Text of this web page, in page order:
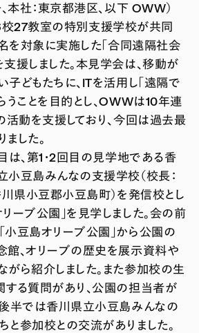
本社：東京都港区、以下 OWW）
校27教室の特別支援学校が共同
を対象に実施した「合同遠隔社会
援しました。本見学会は、移動が
どもたちに、ITを活用し「遠隔で
うことを目的とし、OWWは10年連
活動を支援しており、今回は過去最
した。
は、第1・2回目の見学地である香
小豆島みんなの支援学校（校長：
川県小豆郡小豆島町）を発信校とし
ーブ公園」を見学しました。会の前
小豆島オリーブ公園」から公園の
館、オリーブの歴史を展示資料や
ら紹介しました。また参加校の生
する質問があり、公園の担当者が
後半では香川県立小豆島みんなの
参加校との交流がありました。